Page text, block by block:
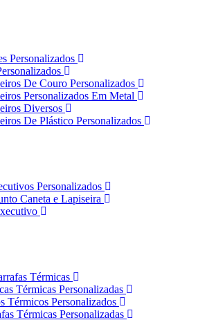
Personalizados
De Couro Personalizados
Personalizados Em Metal
Diversos
De Plástico Personalizados
Personalizados
Caneta e Lapiseira
Térmicas
Térmicas Personalizadas
Térmicos Personalizados
Térmicas Personalizadas